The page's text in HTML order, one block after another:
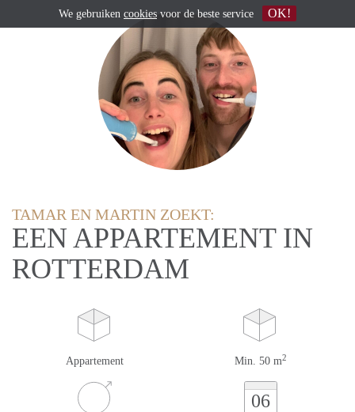
TAMAR EN MARTIN ZOEKT:
EEN APPARTEMENT IN
ROTTERDAM
Appartement Min. 50 m2
06
We gebruiken cookies voor de beste service OK!